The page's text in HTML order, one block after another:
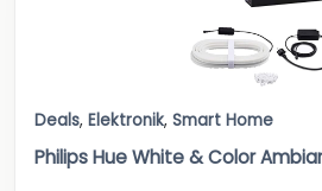
Deals, Elektronik, Smart Home
Philips Hue White & Color